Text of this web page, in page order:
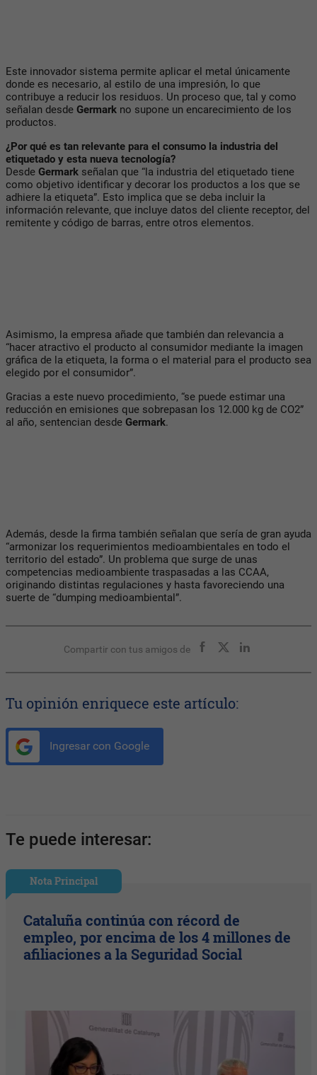
Este innovador sistema permite aplicar el metal únicamente
donde es necesario, al estilo de una impresión, lo que
contribuye a reducir los residuos. Un proceso que, tal y como
señalan desde Germark no supone un encarecimiento de los
productos.
¿Por qué es tan relevante para el consumo la industria del
etiquetado y esta nueva tecnología?
Desde Germark señalan que “la industria del etiquetado tiene
como objetivo identificar y decorar los productos a los que se
adhiere la etiqueta”. Esto implica que se deba incluir la
información relevante, que incluye datos del cliente receptor, del
remitente y código de barras, entre otros elementos.
Asimismo, la empresa añade que también dan relevancia a
“hacer atractivo el producto al consumidor mediante la imagen
gráfica de la etiqueta, la forma o el material para el producto sea
elegido por el consumidor”.
Gracias a este nuevo procedimiento, “se puede estimar una
reducción en emisiones que sobrepasan los 12.000 kg de CO2”
al año, sentencian desde Germark.
Además, desde la firma también señalan que sería de gran ayuda
“armonizar los requerimientos medioambientales en todo el
territorio del estado”. Un problema que surge de unas
competencias medioambiente traspasadas a las CCAA,
originando distintas regulaciones y hasta favoreciendo una
suerte de “dumping medioambiental”.
Compartir con tus amigos de
Tu opinión enriquece este artículo:
Ingresar con Google
Te puede interesar:
Nota Principal
Cataluña continúa con récord de
empleo, por encima de los 4 millones de
afiliaciones a la Seguridad Social